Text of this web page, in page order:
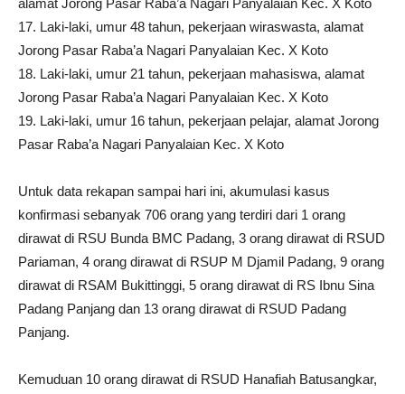
alamat Jorong Pasar Raba’a Nagari Panyalaian Kec. X Koto
17. Laki-laki, umur 48 tahun, pekerjaan wiraswasta, alamat
Jorong Pasar Raba’a Nagari Panyalaian Kec. X Koto
18. Laki-laki, umur 21 tahun, pekerjaan mahasiswa, alamat
Jorong Pasar Raba’a Nagari Panyalaian Kec. X Koto
19. Laki-laki, umur 16 tahun, pekerjaan pelajar, alamat Jorong
Pasar Raba’a Nagari Panyalaian Kec. X Koto
Untuk data rekapan sampai hari ini, akumulasi kasus
konfirmasi sebanyak 706 orang yang terdiri dari 1 orang
dirawat di RSU Bunda BMC Padang, 3 orang dirawat di RSUD
Pariaman, 4 orang dirawat di RSUP M Djamil Padang, 9 orang
dirawat di RSAM Bukittinggi, 5 orang dirawat di RS Ibnu Sina
Padang Panjang dan 13 orang dirawat di RSUD Padang
Panjang.
Kemuduan 10 orang dirawat di RSUD Hanafiah Batusangkar,